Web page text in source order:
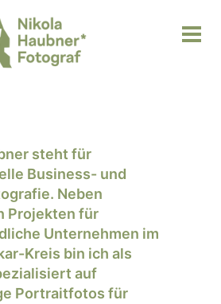
steht für
Business- und
Neben
Projekten für
Unternehmen im
Kreis bin ich als
auf
Portraitfotos für